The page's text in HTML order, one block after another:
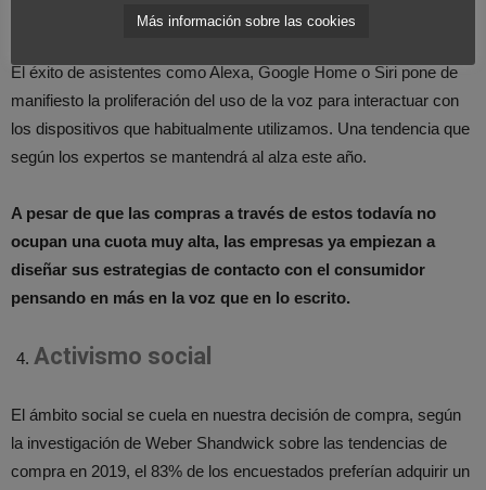
Importancia de la voz
El éxito de asistentes como Alexa, Google Home o Siri pone de
manifiesto la proliferación del uso de la voz para interactuar con
los dispositivos que habitualmente utilizamos. Una tendencia que
según los expertos se mantendrá al alza este año.
A pesar de que las compras a través de estos todavía no
ocupan una cuota muy alta, las empresas ya empiezan a
diseñar sus estrategias de contacto con el consumidor
pensando en más en la voz que en lo escrito.
Activismo social
El ámbito social se cuela en nuestra decisión de compra, según
la investigación de Weber Shandwick sobre las tendencias de
compra en 2019, el 83% de los encuestados preferían adquirir un
Más información sobre las cookies